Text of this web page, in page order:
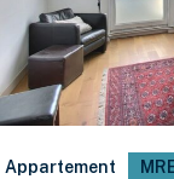
Appartement